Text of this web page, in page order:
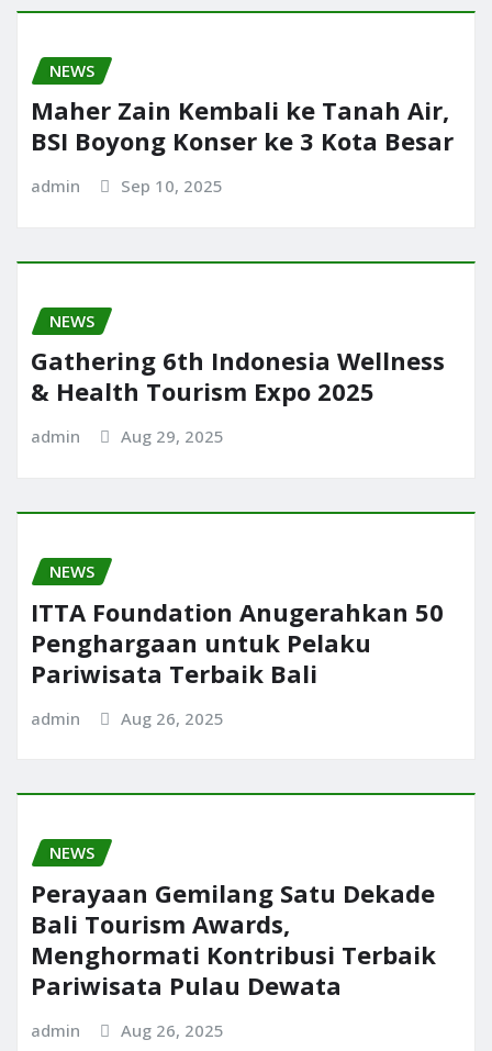
NEWS
Maher Zain Kembali ke Tanah Air,
BSI Boyong Konser ke 3 Kota Besar
admin Sep 10, 2025
NEWS
Gathering 6th Indonesia Wellness
& Health Tourism Expo 2025
admin Aug 29, 2025
NEWS
ITTA Foundation Anugerahkan 50
Penghargaan untuk Pelaku
Pariwisata Terbaik Bali
admin Aug 26, 2025
NEWS
Perayaan Gemilang Satu Dekade
Bali Tourism Awards,
Menghormati Kontribusi Terbaik
Pariwisata Pulau Dewata
admin Aug 26, 2025